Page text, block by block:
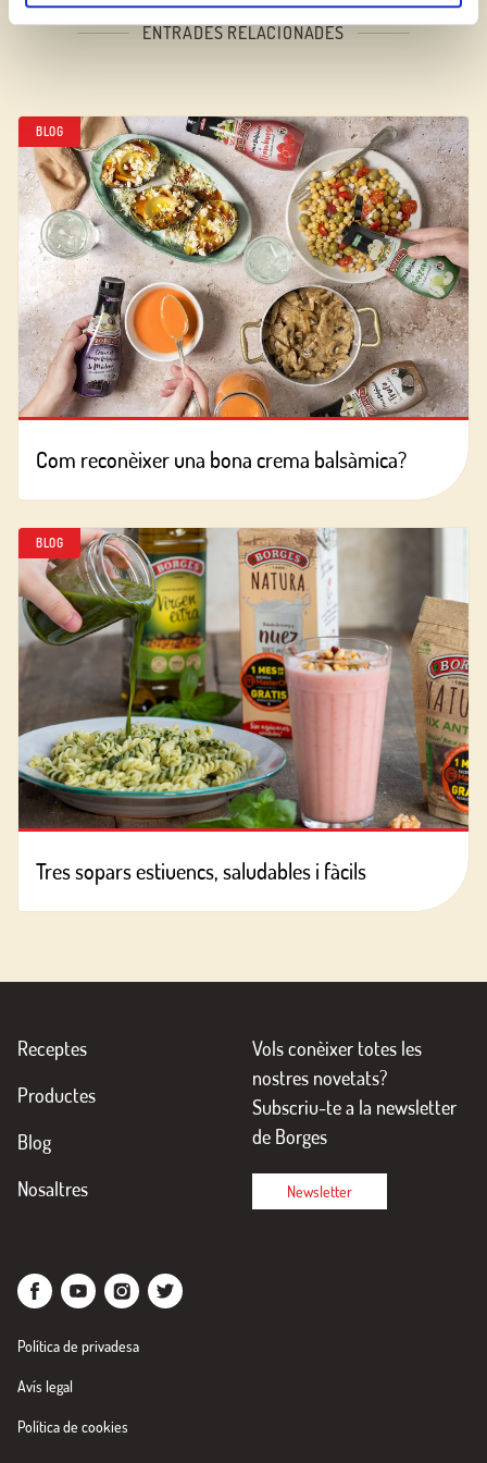
ENTRADES RELACIONADES
BLOG
Com reconèixer una bona crema balsàmica?
BLOG
Tres sopars estiuencs, saludables i fàcils
Receptes
Productes
Blog
Nosaltres
Vols conèixer totes les
nostres novetats?
Subscriu-te a la newsletter
de Borges
Newsletter
Política de privadesa
Avís legal
Política de cookies